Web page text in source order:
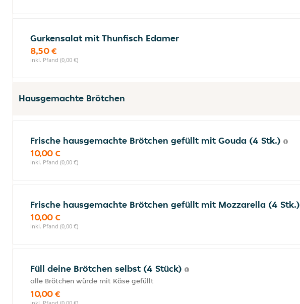
Gurkensalat mit Thunfisch Edamer
8,50 €
inkl. Pfand (0,00 €)
Hausgemachte Brötchen
Frische hausgemachte Brötchen gefüllt mit Gouda (4 Stk.)
10,00 €
inkl. Pfand (0,00 €)
Frische hausgemachte Brötchen gefüllt mit Mozzarella (4 Stk.)
10,00 €
inkl. Pfand (0,00 €)
Füll deine Brötchen selbst (4 Stück)
alle Brötchen würde mit Käse gefüllt
10,00 €